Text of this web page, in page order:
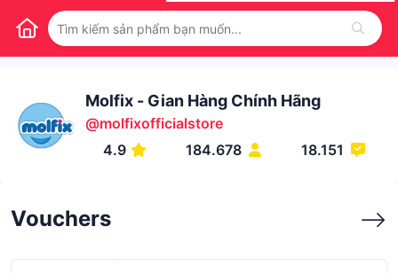
Molfix - Gian Hàng Chính Hãng
@molfixofficialstore
4.9
184.678 18.151
Vouchers